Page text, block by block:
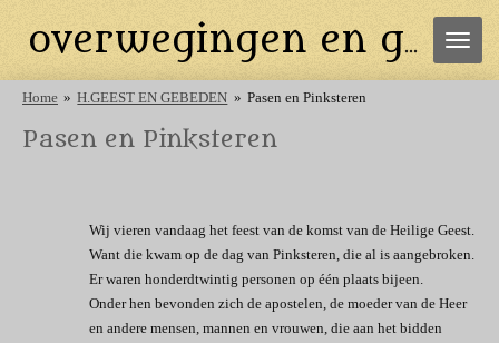
direct
de
overwegingen en gebeden
Home » H.GEEST EN GEBEDEN » Pasen en Pinksteren
Pasen en Pinksteren
Wij vieren vandaag het feest van de komst van de Heilige Geest.
Want die kwam op de dag van Pinksteren, die al is aangebroken.
Er waren honderdtwintig personen op één plaats bijeen.
Onder hen bevonden zich de apostelen, de moeder van de Heer
en andere mensen, mannen en vrouwen, die aan het bidden